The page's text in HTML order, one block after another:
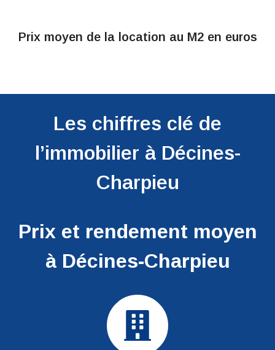
Prix moyen de la location au M2 en euros
Les chiffres clé de
l’immobilier à Décines-
Charpieu
Prix et rendement moyen
à Décines-Charpieu